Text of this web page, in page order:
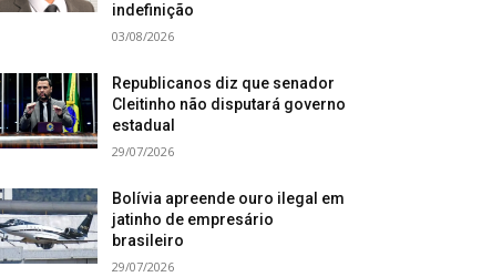
indefinição
03/08/2026
Republicanos diz que senador
Cleitinho não disputará governo
estadual
29/07/2026
Bolívia apreende ouro ilegal em
jatinho de empresário
brasileiro
29/07/2026